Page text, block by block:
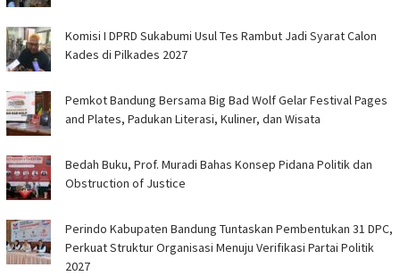
Komisi I DPRD Sukabumi Usul Tes Rambut Jadi Syarat Calon
Kades di Pilkades 2027
Pemkot Bandung Bersama Big Bad Wolf Gelar Festival Pages
and Plates, Padukan Literasi, Kuliner, dan Wisata
Bedah Buku, Prof. Muradi Bahas Konsep Pidana Politik dan
Obstruction of Justice
Perindo Kabupaten Bandung Tuntaskan Pembentukan 31 DPC,
Perkuat Struktur Organisasi Menuju Verifikasi Partai Politik
2027